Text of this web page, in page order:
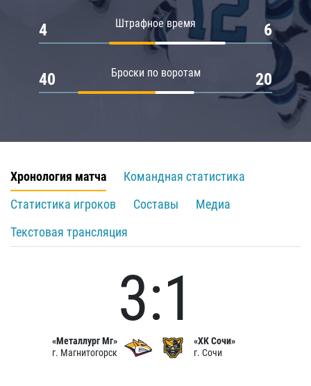
Штрафное время
4 6
Броски по воротам
40 20
Хронология матча
Командная статистика
Статистика игроков
Составы
Медиа
Текстовая трансляция
«Металлург Мг»
г. Магнитогорск
3:1
«ХК Сочи»
г. Сочи